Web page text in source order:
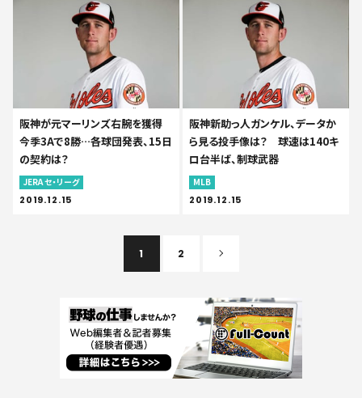
阪神が元マーリンズ右腕を獲得
今季3Aで8勝…各球団発表、15日
の契約は？
JERA セ・リーグ
2019.12.15
阪神新助っ人ガンケル、データか
ら見る投手像は？ 球速は140キ
ロ台半ば、制球武器
MLB
2019.12.15
1 2